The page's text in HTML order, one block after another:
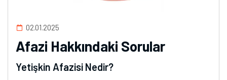
02.01.2025
Afazi Hakkındaki Sorular
Yetişkin Afazisi Nedir?